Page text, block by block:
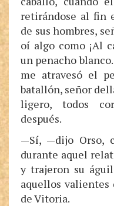
retirándose al fin
de sus hombres,
oí algo como ¡Al
un penacho
me atravesó el
batallón, señor
ligero, todos
después.
—Sí, —dijo Orso,
durante aquel
y trajeron su
aquellos
de Vitoria.